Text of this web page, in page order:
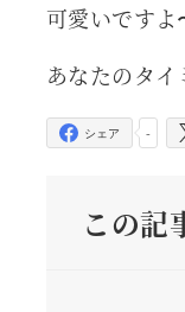
可愛いですよ
あなたのタ
-
シェア
この記